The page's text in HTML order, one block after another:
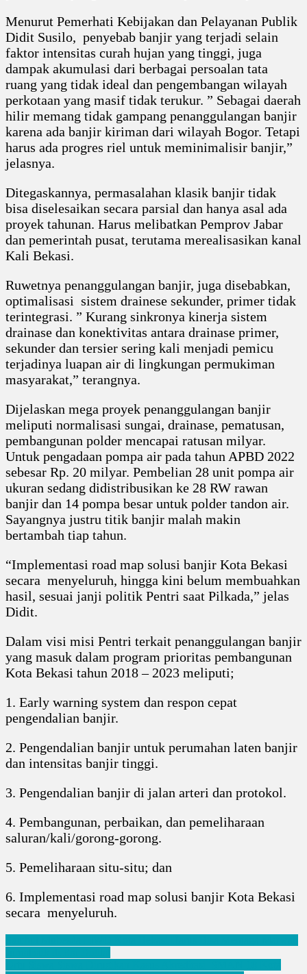
Menurut Pemerhati Kebijakan dan Pelayanan Publik
Didit Susilo, penyebab banjir yang terjadi selain
faktor intensitas curah hujan yang tinggi, juga
dampak akumulasi dari berbagai persoalan tata
ruang yang tidak ideal dan pengembangan wilayah
perkotaan yang masif tidak terukur. ” Sebagai daerah
hilir memang tidak gampang penanggulangan banjir
karena ada banjir kiriman dari wilayah Bogor. Tetapi
harus ada progres riel untuk meminimalisir banjir,”
jelasnya.
Ditegaskannya, permasalahan klasik banjir tidak
bisa diselesaikan secara parsial dan hanya asal ada
proyek tahunan. Harus melibatkan Pemprov Jabar
dan pemerintah pusat, terutama merealisasikan kanal
Kali Bekasi.
Ruwetnya penanggulangan banjir, juga disebabkan,
optimalisasi sistem drainese sekunder, primer tidak
terintegrasi. ” Kurang sinkronya kinerja sistem
drainase dan konektivitas antara drainase primer,
sekunder dan tersier sering kali menjadi pemicu
terjadinya luapan air di lingkungan permukiman
masyarakat,” terangnya.
Dijelaskan mega proyek penanggulangan banjir
meliputi normalisasi sungai, drainase, pematusan,
pembangunan polder mencapai ratusan milyar.
Untuk pengadaan pompa air pada tahun APBD 2022
sebesar Rp. 20 milyar. Pembelian 28 unit pompa air
ukuran sedang didistribusikan ke 28 RW rawan
banjir dan 14 pompa besar untuk polder tandon air.
Sayangnya justru titik banjir malah makin
bertambah tiap tahun.
“Implementasi road map solusi banjir Kota Bekasi
secara menyeluruh, hingga kini belum membuahkan
hasil, sesuai janji politik Pentri saat Pilkada,” jelas
Didit.
Dalam visi misi Pentri terkait penanggulangan banjir
yang masuk dalam program prioritas pembangunan
Kota Bekasi tahun 2018 – 2023 meliputi;
1. Early warning system dan respon cepat
pengendalian banjir.
2. Pengendalian banjir untuk perumahan laten banjir
dan intensitas banjir tinggi.
3. Pengendalian banjir di jalan arteri dan protokol.
4. Pembangunan, perbaikan, dan pemeliharaan
saluran/kali/gorong-gorong.
5. Pemeliharaan situ-situ; dan
6. Implementasi road map solusi banjir Kota Bekasi
secara menyeluruh.
Navigasi
pos